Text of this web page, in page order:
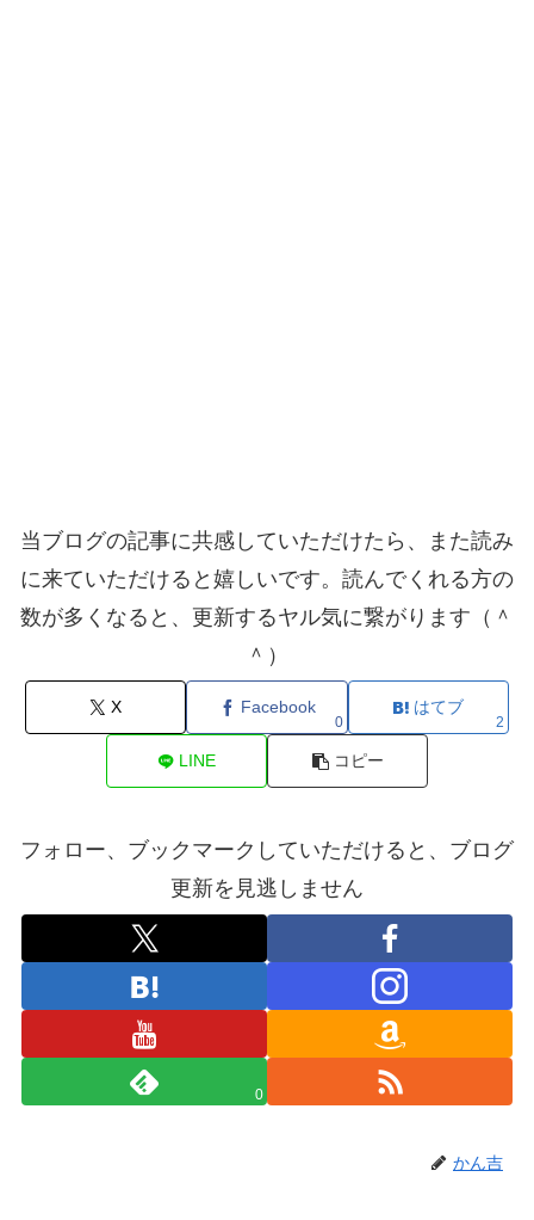
当ブログの記事に共感していただけたら、また読み
に来ていただけると嬉しいです。読んでくれる方の
数が多くなると、更新するヤル気に繋がります（＾
＾）
X Facebook
0
はてブ
2
LINE コピー
フォロー、ブックマークしていただけると、ブログ
更新を見逃しません
0
かん吉